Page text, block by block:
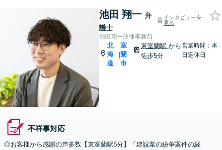
池田 翔一 弁
護士
インタビューを
見る
池田翔一法律事務所
北
海
道
|
室
蘭
市
東室蘭駅 から
徒歩5分
営業時間：本
日定休日
不祥事対応
◎お客様から感謝の声多数【東室蘭駅5分】「建設業の紛争案件の経